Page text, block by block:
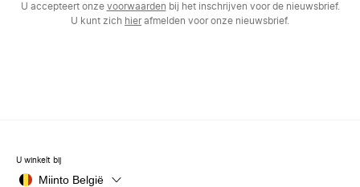
U accepteert onze voorwaarden bij het inschrijven voor de nieuwsbrief.
U kunt zich hierafmelden voor onze nieuwsbrief.
U winkelt bij
Miinto België